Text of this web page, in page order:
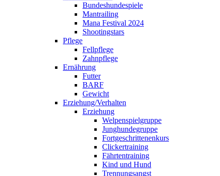
Bundeshundespiele
Mantrailing
Mana Festival 2024
Shootingstars
Pflege
Fellpflege
Zahnpflege
Ernährung
Futter
BARF
Gewicht
Erziehung/Verhalten
Erziehung
Welpenspielgruppe
Junghundegruppe
Fortgeschrittenenkurs
Clickertraining
Fährtentraining
Kind und Hund
Trennungsangst